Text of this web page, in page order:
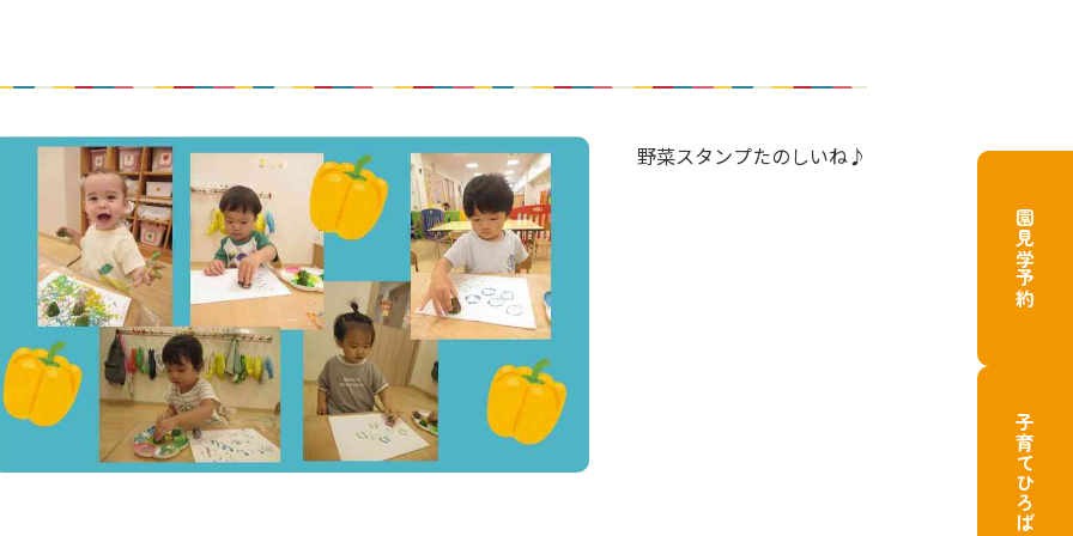
野菜スタンプたのしいね♪
園見学予約
子育てひろば